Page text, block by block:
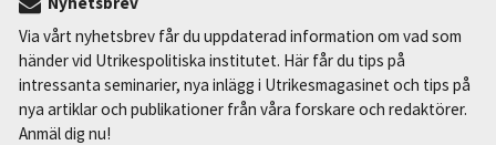
Via vårt nyhetsbrev får du uppdaterad information om vad som
händer vid Utrikespolitiska institutet. Här får du tips på
intressanta seminarier, nya inlägg i Utrikesmagasinet och tips på
nya artiklar och publikationer från våra forskare och redaktörer.
Anmäl dig nu!